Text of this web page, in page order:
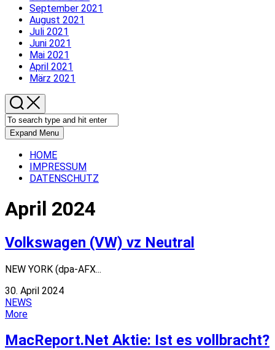
September 2021
August 2021
Juli 2021
Juni 2021
Mai 2021
April 2021
März 2021
Expand Menu
HOME
IMPRESSUM
DATENSCHUTZ
April 2024
Volkswagen (VW) vz Neutral
NEW YORK (dpa-AFX...
30. April 2024
NEWS
More
MacReport.Net Aktie: Ist es vollbracht?